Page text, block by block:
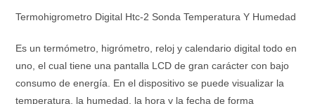
Termohigrometro Digital Htc-2 Sonda Temperatura Y Humedad
Es un termómetro, higrómetro, reloj y calendario digital todo en
uno, el cual tiene una pantalla LCD de gran carácter con bajo
consumo de energía. En el dispositivo se puede visualizar la
temperatura, la humedad, la hora y la fecha de forma